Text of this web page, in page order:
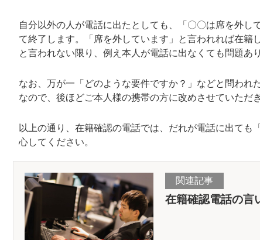
自分以外の人が電話に出たとしても、「〇〇は席を外
て終了します。「席を外しています」と言われれば在
と言われない限り、例え本人が電話に出なくても問題あ
なお、万が一「どのような要件ですか？」などと問われ
なので、後ほどご本人様の携帯の方に改めさせていただ
以上の通り、在籍確認の電話では、だれが電話に出て
心してください。
関連記事
在籍確認電話の言